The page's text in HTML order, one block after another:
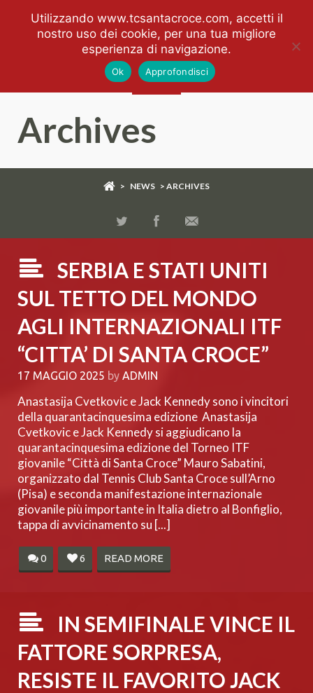
Archives
> NEWS > ARCHIVES
SERBIA E STATI UNITI
SUL TETTO DEL MONDO
AGLI INTERNAZIONALI ITF
“CITTA’ DI SANTA CROCE”
17 MAGGIO 2025 by ADMIN
Anastasija Cvetkovic e Jack Kennedy sono i vincitori
della quarantacinquesima edizione Anastasija
Cvetkovic e Jack Kennedy si aggiudicano la
quarantacinquesima edizione del Torneo ITF
giovanile “Città di Santa Croce” Mauro Sabatini,
organizzato dal Tennis Club Santa Croce sull’Arno
(Pisa) e seconda manifestazione internazionale
giovanile più importante in Italia dietro al Bonfiglio,
tappa di avvicinamento su [...]
0 6 READ MORE
IN SEMIFINALE VINCE IL
FATTORE SORPRESA,
RESISTE IL FAVORITO JACK
Utilizzando www.tcsantacroce.com, accetti il
nostro uso dei cookie, per una tua migliore
esperienza di navigazione.
Ok Approfondisci